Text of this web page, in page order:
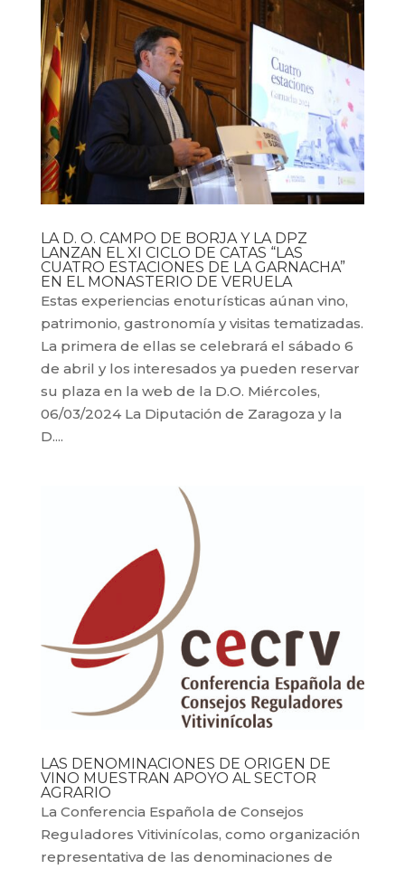
LA D. O. CAMPO DE BORJA Y LA DPZ
LANZAN EL XI CICLO DE CATAS “LAS
CUATRO ESTACIONES DE LA GARNACHA”
EN EL MONASTERIO DE VERUELA
Estas experiencias enoturísticas aúnan vino,
patrimonio, gastronomía y visitas tematizadas.
La primera de ellas se celebrará el sábado 6
de abril y los interesados ya pueden reservar
su plaza en la web de la D.O. Miércoles,
06/03/2024 La Diputación de Zaragoza y la
D....
LAS DENOMINACIONES DE ORIGEN DE
VINO MUESTRAN APOYO AL SECTOR
AGRARIO
La Conferencia Española de Consejos
Reguladores Vitivinícolas, como organización
representativa de las denominaciones de